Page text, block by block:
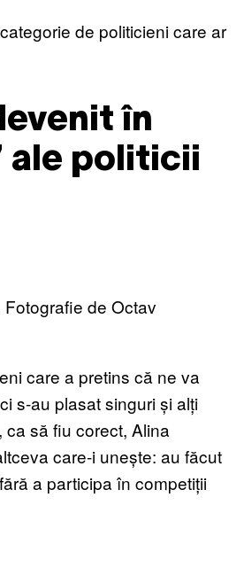
de politicieni care ar
în
ale politicii
de Octav
care a pretins că ne va
s-au plasat singuri și alți
să fiu corect, Alina
care-i unește: au făcut
a participa în competiții